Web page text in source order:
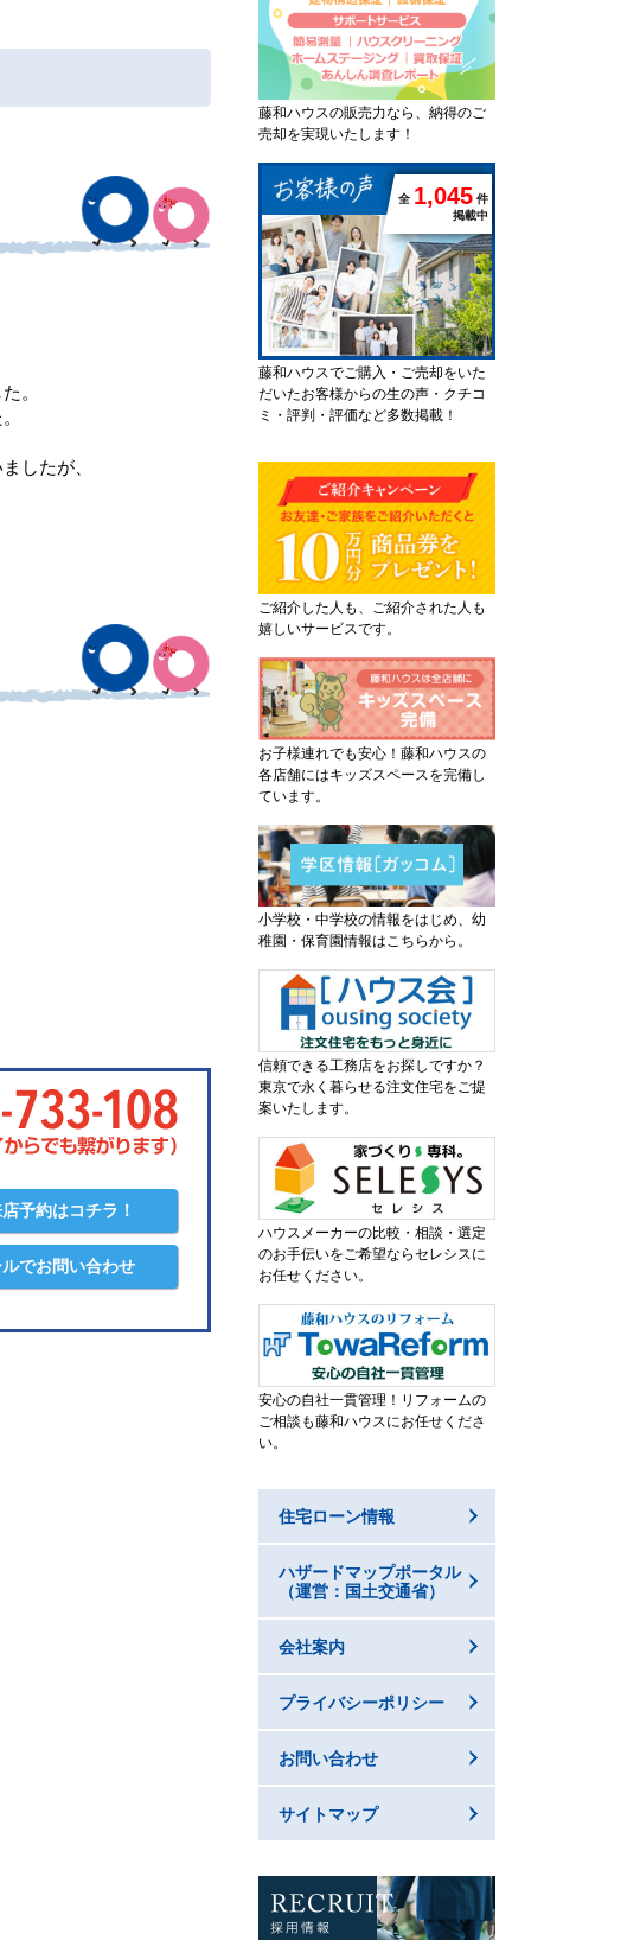
。
したが、
予約はコチラ！
ルでお問い合わせ
藤和ハウスの販売力なら、納得のご
売却を実現いたします！
全 1,045 件
掲載中
藤和ハウスでご購入・ご売却をいた
だいたお客様からの生の声・クチコ
ミ・評判・評価など多数掲載！
ご紹介した人も、ご紹介された人も
嬉しいサービスです。
お子様連れでも安心！藤和ハウスの
各店舗にはキッズスペースを完備し
ています。
小学校・中学校の情報をはじめ、幼
稚園・保育園情報はこちらから。
信頼できる工務店をお探しですか？
東京で永く暮らせる注文住宅をご提
案いたします。
ハウスメーカーの比較・相談・選定
のお手伝いをご希望ならセレシスに
お任せください。
安心の自社一貫管理！リフォームの
ご相談も藤和ハウスにお任せくださ
い。
住宅ローン情報
ハザードマップポータル
（運営：国土交通省）
会社案内
プライバシーポリシー
お問い合わせ
サイトマップ